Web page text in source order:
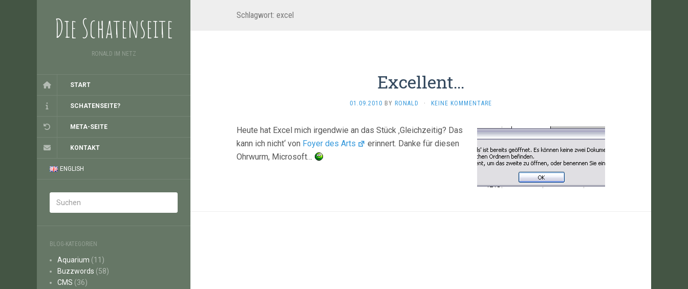
Die Schatenseite
RONALD IM NETZ
START
SCHATENSEITE?
META-SEITE
KONTAKT
ENGLISH
BLOG-KATEGORIEN
Aquarium (11)
Buzzwords (58)
CMS (36)
Schlagwort: excel
Excellent…
01.09.2010 BY RONALD · KEINE KOMMENTARE
Heute hat Excel mich irgendwie an das Stück ‚Gleichzeitig? Das
kann ich nicht‘ von Foyer des Arts
erinnert. Danke für diesen
Ohrwurm, Microsoft…